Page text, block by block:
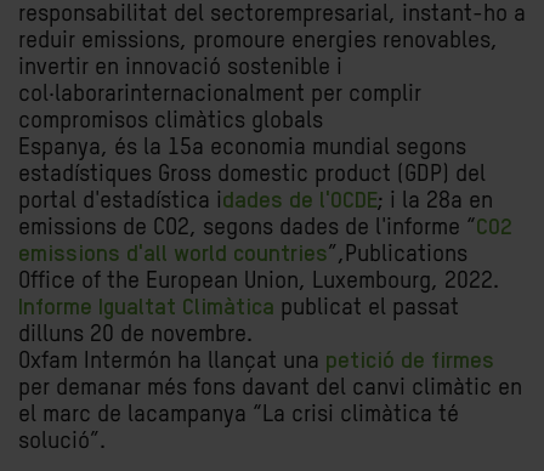
responsabilitat del sectorempresarial, instant-ho a
reduir emissions, promoure energies renovables,
invertir en innovació sostenible i
col·laborarinternacionalment per complir
compromisos climàtics globals
Espanya, és la 15a economia mundial segons
estadístiques Gross domestic product (GDP) del
portal d'estadística idades de l'OCDE; i la 28a en
emissions de CO2, segons dades de l'informe “CO2
emissions d'all world countries”,Publications
Office of the European Union, Luxembourg, 2022.
Informe Igualtat Climàtica publicat el passat
dilluns 20 de novembre.
Oxfam Intermón ha llançat una petició de firmes
per demanar més fons davant del canvi climàtic en
el marc de lacampanya “La crisi climàtica té
solució”.